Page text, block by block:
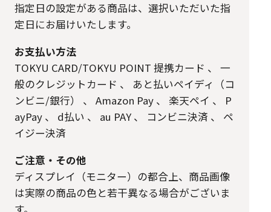
指定日の設定がある商品は、選択いただいた指
定日にお届けいたします。
お支払い方法
TOKYU CARD/TOKYU POINT 提携カード 、 一
般のクレジットカード 、 あと払いペイディ（コ
ンビニ/銀行）
、 Amazon Pay、 楽天ペイ 、 P
ayPay、 d払い 、 au PAY、 コンビニ決済 、 ペ
イジー決済
ご注意・その他
ディスプレイ（モニター）の都合上、商品画像
は実際の商品の色と若干異なる場合がございま
す。